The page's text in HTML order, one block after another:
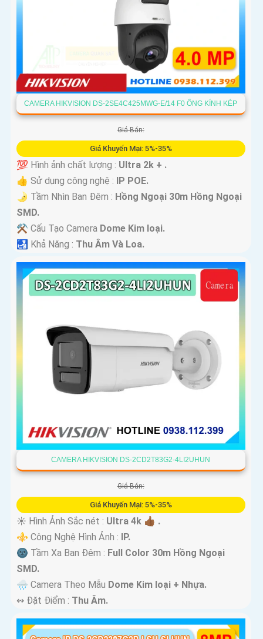
CAMERA HIKVISION DS-2SE4C425MWG-E/14 F0 ỐNG KÍNH KÉP
Giá Bán:
Giá Khuyến Mại: 5%-35%
💯 Hình ảnh chất lượng : Ultra 2k + .
👍 Sử dụng công nghệ : IP POE.
🌛 Tầm Nhìn Ban Đêm : Hồng Ngoại 30m Hồng Ngoại
SMD.
⚒ Cấu Tạo Camera Dome Kim loại.
️🛃 Khả Năng : Thu Âm Và Loa.
CAMERA HIKVISION DS-2CD2T83G2-4LI2UHUN
Giá Bán:
Giá Khuyến Mại: 5%-35%
☀️ Hình Ảnh Sắc nét : Ultra 4k 👍🏾 .
⚜️ Công Nghệ Hình Ảnh : IP.
🌚 Tầm Xa Ban Đêm : Full Color 30m Hồng Ngoại
SMD.
🌧️ Camera Theo Mẫu Dome Kim loại + Nhựa.
️↭ Đặt Điểm : Thu Âm.